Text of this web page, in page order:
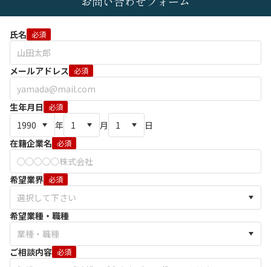
氏名 必須
メールアドレス 必須
生年月日 必須
年 月
日
在籍企業名 必須
希望業界 必須
希望業種・職種
ご相談内容 必須